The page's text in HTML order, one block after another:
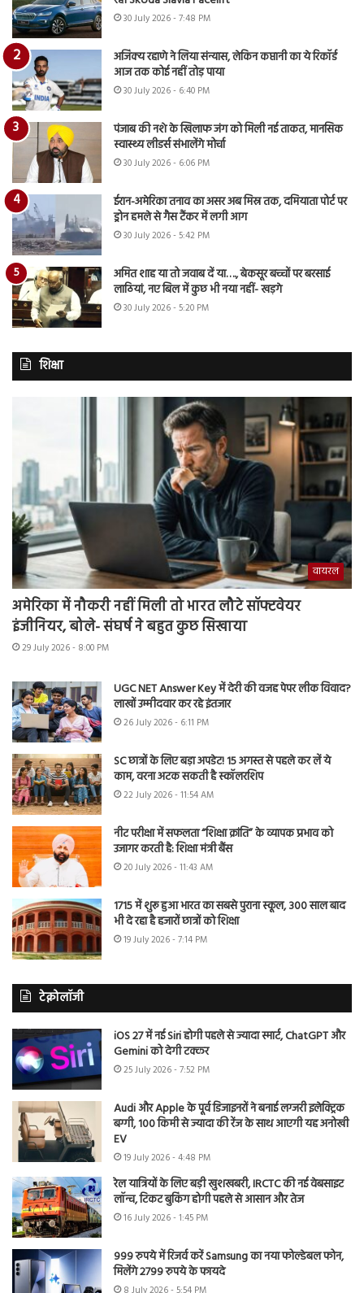
30 July 2026 - 7:48 PM
अजिंक्य रहाणे ने लिया संन्यास, लेकिन कप्तानी का ये रिकॉर्ड
आज तक कोई नहीं तोड़ पाया
30 July 2026 - 6:40 PM
पंजाब की नशे के खिलाफ जंग को मिली नई ताकत, मानसिक
स्वास्थ्य लीडर्स संभालेंगे मोर्चा
30 July 2026 - 6:06 PM
ईरान-अमेरिका तनाव का असर अब मिस्र तक, दमियाता पोर्ट पर
ड्रोन हमले से गैस टैंकर में लगी आग
30 July 2026 - 5:42 PM
अमित शाह या तो जवाब दें या…., बेकसूर बच्चों पर बरसाई
लाठियां, नए बिल में कुछ भी नया नहीं- खड़गे
30 July 2026 - 5:20 PM
शिक्षा
वायरल
अमेरिका में नौकरी नहीं मिली तो भारत लौटे सॉफ्टवेयर
इंजीनियर, बोले- संघर्ष ने बहुत कुछ सिखाया
29 July 2026 - 8:00 PM
UGC NET Answer Key में देरी की वजह पेपर लीक विवाद?
लाखों उम्मीदवार कर रहे इंतजार
26 July 2026 - 6:11 PM
SC छात्रों के लिए बड़ा अपडेट! 15 अगस्त से पहले कर लें ये
काम, वरना अटक सकती है स्कॉलरशिप
22 July 2026 - 11:54 AM
नीट परीक्षा में सफलता “शिक्षा क्रांति” के व्यापक प्रभाव को
उजागर करती है: शिक्षा मंत्री बैंस
20 July 2026 - 11:43 AM
1715 में शुरू हुआ भारत का सबसे पुराना स्कूल, 300 साल बाद
भी दे रहा है हजारों छात्रों को शिक्षा
19 July 2026 - 7:14 PM
टेक्नोलॉजी
iOS 27 में नई Siri होगी पहले से ज्यादा स्मार्ट, ChatGPT और
Gemini को देगी टक्कर
25 July 2026 - 7:52 PM
Audi और Apple के पूर्व डिजाइनरों ने बनाई लग्जरी इलेक्ट्रिक
बग्गी, 100 किमी से ज्यादा की रेंज के साथ आएगी यह अनोखी
EV
19 July 2026 - 4:48 PM
रेल यात्रियों के लिए बड़ी खुशखबरी, IRCTC की नई वेबसाइट
लॉन्च, टिकट बुकिंग होगी पहले से आसान और तेज
16 July 2026 - 1:45 PM
999 रुपये में रिजर्व करें Samsung का नया फोल्डेबल फोन,
मिलेंगे 2799 रुपये के फायदे